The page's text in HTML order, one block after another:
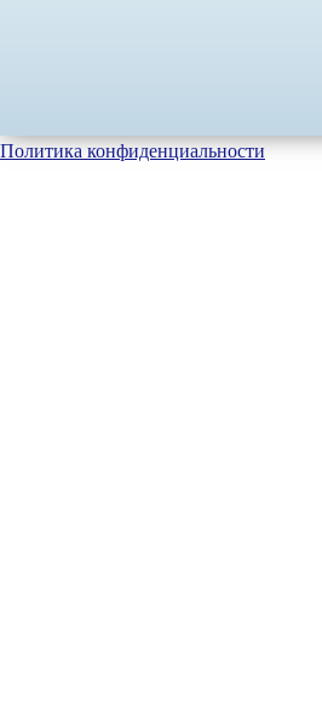
Политика конфиденциальности